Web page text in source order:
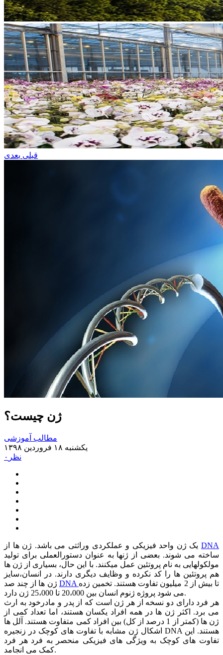
قبلی بعدی
ژن چیست؟
مطالب آموزشی
یکشنبه ۱۸ فروردین ۱۳۹۸
۰نظر
یک ژن واحد فیزیکی و عملکردی وراثتی می باشد. ژن ها ازDNA
ساخته می شوند. بعضی از ژنها به عنوان دستورالعملی برای تولید
مولکولهایی به نام پروتئین عمل میکنند. با این حال، بسیاری از ژن ها
هم پروتئین ها را کد نکرده و وظایف دیگری دارند. در انسان،سایز
DNA تا بیش از 2 میلیون تفاوت هستند. تخمین زده
می شود پروژه ژنوم انسان بین 20،000 تا 25،000 ژن دارد.
هر فرد دارای دو نسخه از هر ژن است که از پدر و مادرخود به ارث
می برد. اکثر ژن ها در همه افراد یکسان هستند، اما تعداد کمی از
ژن ها (کمتر از 1 درصد از کل) بین افراد کمی متفاوت هستند. آلل ها
اشکال ژن مشابه با تفاوت های کوچک در زنجیره DNA هستند. این
تفاوت های کوچک به ویژگی های فیزیکی منحصر به فرد هر فرد
کمک می انجامد.